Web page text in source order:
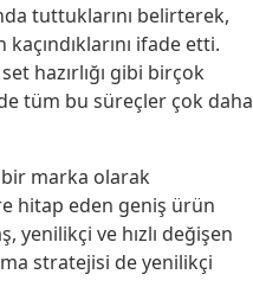
tuttuklarını belirterek,
ifade etti.
hazırlığı gibi birçok
tüm bu süreçler çok daha
marka olarak
hitap eden geniş ürün
yenilikçi ve hızlı değişen
stratejisi de yenilikçi